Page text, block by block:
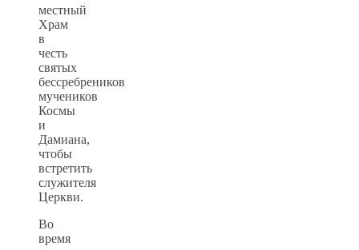
местный
Храм
в
честь
святых
бессребреников
мучеников
Космы
и
Дамиана,
чтобы
встретить
служителя
Церкви.
Во
время